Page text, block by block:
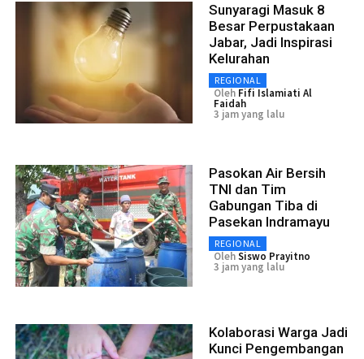
Sunyaragi Masuk 8
Besar Perpustakaan
Jabar, Jadi Inspirasi
Kelurahan
REGIONAL
Oleh Fifi Islamiati Al
Faidah
3 jam yang lalu
Pasokan Air Bersih
TNI dan Tim
Gabungan Tiba di
Pasekan Indramayu
REGIONAL
OlehSiswo Prayitno
3 jam yang lalu
Kolaborasi Warga Jadi
Kunci Pengembangan